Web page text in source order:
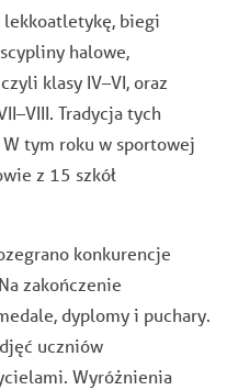
lekkoatletykę, biegi
halowe,
klasy IV–VI, oraz
Tradycja tych
tym roku w sportowej
z 15 szkół
konkurencje
zakończenie
dyplomy i puchary.
uczniów
Wyróżnienia